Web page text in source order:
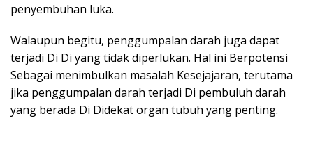
penyembuhan luka.
Walaupun begitu, penggumpalan darah juga dapat
terjadi Di Di yang tidak diperlukan. Hal ini Berpotensi
Sebagai menimbulkan masalah Kesejajaran, terutama
jika penggumpalan darah terjadi Di pembuluh darah
yang berada Di Didekat organ tubuh yang penting.